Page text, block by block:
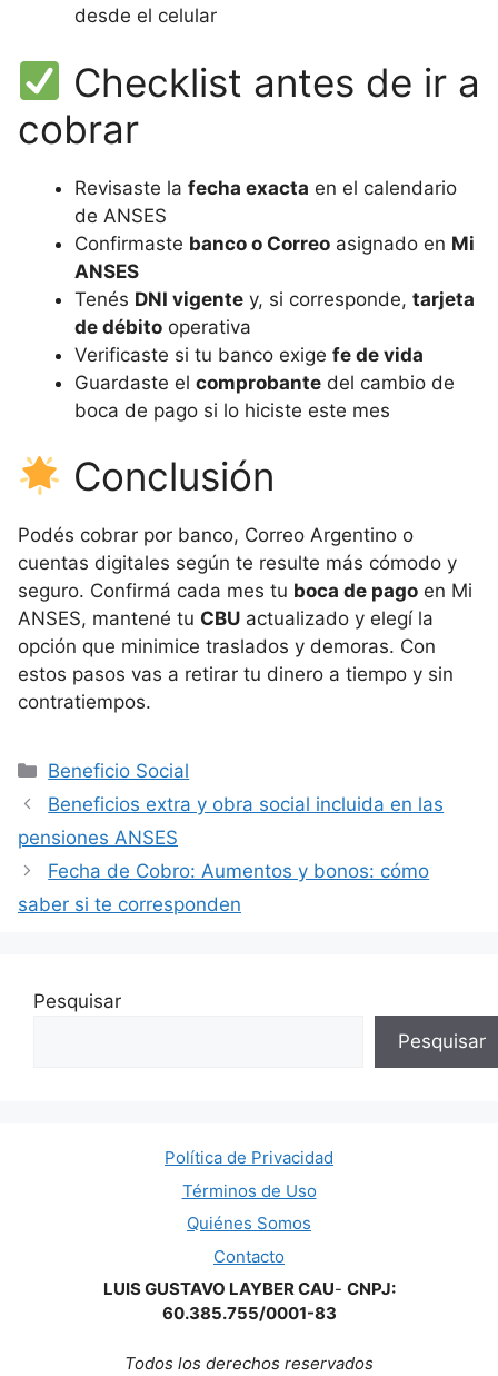
desde el celular
Checklist antes de ir a
cobrar
Revisaste la fecha exacta en el calendario
de ANSES
Confirmaste banco o Correo asignado en Mi
ANSES
Tenés DNI vigente y, si corresponde, tarjeta
de débito operativa
Verificaste si tu banco exige fe de vida
Guardaste el comprobante del cambio de
boca de pago si lo hiciste este mes
Conclusión
Podés cobrar por banco, Correo Argentino o
cuentas digitales según te resulte más cómodo y
seguro. Confirmá cada mes tu boca de pago en Mi
ANSES, mantené tu CBU actualizado y elegí la
opción que minimice traslados y demoras. Con
estos pasos vas a retirar tu dinero a tiempo y sin
contratiempos.
Categorías
Beneficio Social
Beneficios extra y obra social incluida en las
pensiones ANSES
Fecha de Cobro: Aumentos y bonos: cómo
saber si te corresponden
Pesquisar
Pesquisar
Política de Privacidad
Términos de Uso
Quiénes Somos
Contacto
LUIS GUSTAVO LAYBER CAU- CNPJ:
60.385.755/0001-83
Todos los derechos reservados